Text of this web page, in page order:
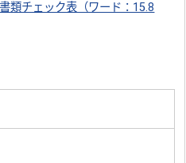
類チェック表（ワード：15.8